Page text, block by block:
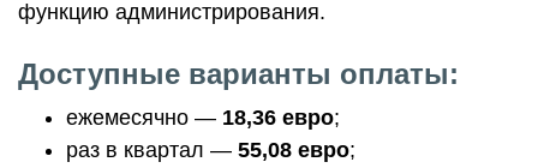
функцию администрирования.
Доступные варианты оплаты:
ежемесячно — 18,36 евро;
раз в квартал — 55,08 евро;